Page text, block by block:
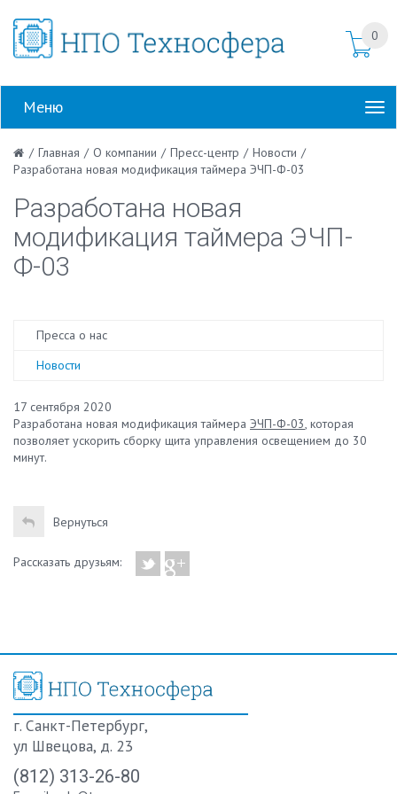
0
Меню
/ Главная / О компании / Пресс-центр / Новости /
Разработана новая модификация таймера ЭЧП-Ф-03
Разработана новая
модификация таймера ЭЧП-
Ф-03
Пресса о нас
Новости
17 сентября 2020
Разработана новая модификация таймера ЭЧП-Ф-03, которая
позволяет ускорить сборку щита управления освещением до 30
минут.
Вернуться
Рассказать друзьям:
г. Санкт-Петербург,
ул Швецова, д. 23
(812) 313-26-80